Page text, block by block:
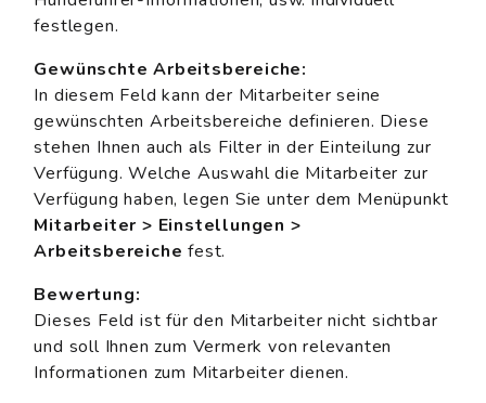
festlegen.
Gewünschte Arbeitsbereiche:
In diesem Feld kann der Mitarbeiter seine
gewünschten Arbeitsbereiche definieren. Diese
stehen Ihnen auch als Filter in der Einteilung zur
Verfügung. Welche Auswahl die Mitarbeiter zur
Verfügung haben, legen Sie unter dem Menüpunkt
Mitarbeiter > Einstellungen >
Arbeitsbereiche fest.
Bewertung:
Dieses Feld ist für den Mitarbeiter nicht sichtbar
und soll Ihnen zum Vermerk von relevanten
Informationen zum Mitarbeiter dienen.